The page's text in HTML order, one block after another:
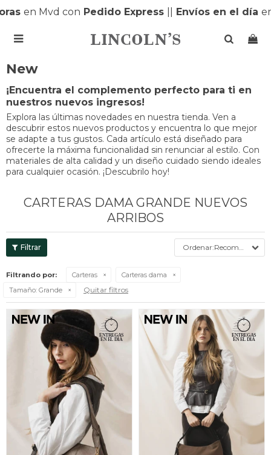
en Mvd conPedido Express| Envíos en el díaen

New
¡Encuentra el complemento perfecto para ti en
nuestros nuevos ingresos!
Explora las últimas novedades en nuestra tienda. Ven a
descubrir estos nuevos productos y encuentra lo que mejor
se adapte a tus gustos. Cada artículo está diseñado para
ofrecerte la máxima funcionalidad sin renunciar al estilo. Con
materiales de alta calidad y un diseño cuidado siendo ideales
para cualquier ocasión. ¡Descubrilo hoy!
CARTERAS DAMA GRANDE NUEVOS
ARRIBOS
Recomendados
Filtrando por: Carteras
Carteras dama
Tamaño: Grande Quitar filtros